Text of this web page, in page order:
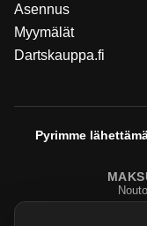
Asennus
Myymälät
Dartskauppa.fi
Pyrimme